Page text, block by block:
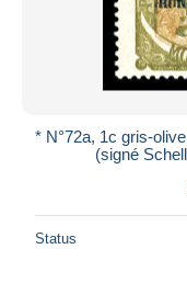
* N°72a, 1c gris-
(signé
Status